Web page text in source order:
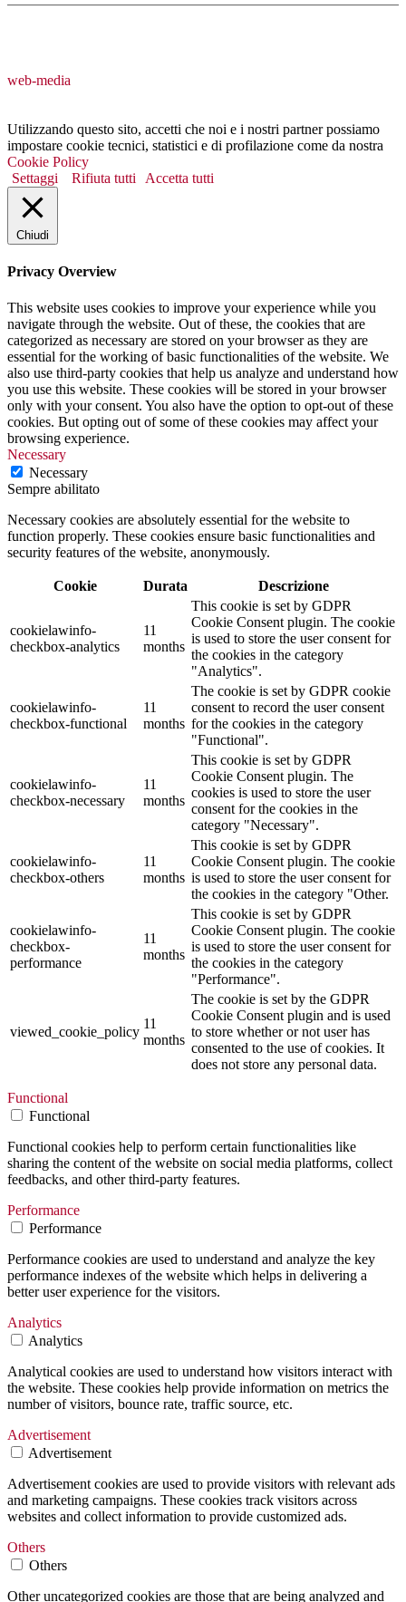
web-media
Utilizzando questo sito, accetti che noi e i nostri partner possiamo
impostare cookie tecnici, statistici e di profilazione come da nostra
Cookie Policy
Settaggi
Rifiuta tutti Accetta tutti
Chiudi
Privacy Overview
This website uses cookies to improve your experience while you
navigate through the website. Out of these, the cookies that are
categorized as necessary are stored on your browser as they are
essential for the working of basic functionalities of the website. We
also use third-party cookies that help us analyze and understand how
you use this website. These cookies will be stored in your browser
only with your consent. You also have the option to opt-out of these
cookies. But opting out of some of these cookies may affect your
browsing experience.
Necessary
Necessary
Sempre abilitato
Necessary cookies are absolutely essential for the website to
function properly. These cookies ensure basic functionalities and
security features of the website, anonymously.
Cookie Durata Descrizione
cookielawinfo-
checkbox-analytics
11
months
This cookie is set by GDPR
Cookie Consent plugin. The cookie
is used to store the user consent for
the cookies in the category
"Analytics".
cookielawinfo-
checkbox-functional
11
months
The cookie is set by GDPR cookie
consent to record the user consent
for the cookies in the category
"Functional".
cookielawinfo-
checkbox-necessary
11
months
This cookie is set by GDPR
Cookie Consent plugin. The
cookies is used to store the user
consent for the cookies in the
category "Necessary".
cookielawinfo-
checkbox-others
11
months
This cookie is set by GDPR
Cookie Consent plugin. The cookie
is used to store the user consent for
the cookies in the category "Other.
cookielawinfo-
checkbox-
performance
11
months
This cookie is set by GDPR
Cookie Consent plugin. The cookie
is used to store the user consent for
the cookies in the category
"Performance".
viewed_cookie_policy
11
months
The cookie is set by the GDPR
Cookie Consent plugin and is used
to store whether or not user has
consented to the use of cookies. It
does not store any personal data.
Functional
Functional
Functional cookies help to perform certain functionalities like
sharing the content of the website on social media platforms, collect
feedbacks, and other third-party features.
Performance
Performance
Performance cookies are used to understand and analyze the key
performance indexes of the website which helps in delivering a
better user experience for the visitors.
Analytics
Analytics
Analytical cookies are used to understand how visitors interact with
the website. These cookies help provide information on metrics the
number of visitors, bounce rate, traffic source, etc.
Advertisement
Advertisement
Advertisement cookies are used to provide visitors with relevant ads
and marketing campaigns. These cookies track visitors across
websites and collect information to provide customized ads.
Others
Others
Other uncategorized cookies are those that are being analyzed and